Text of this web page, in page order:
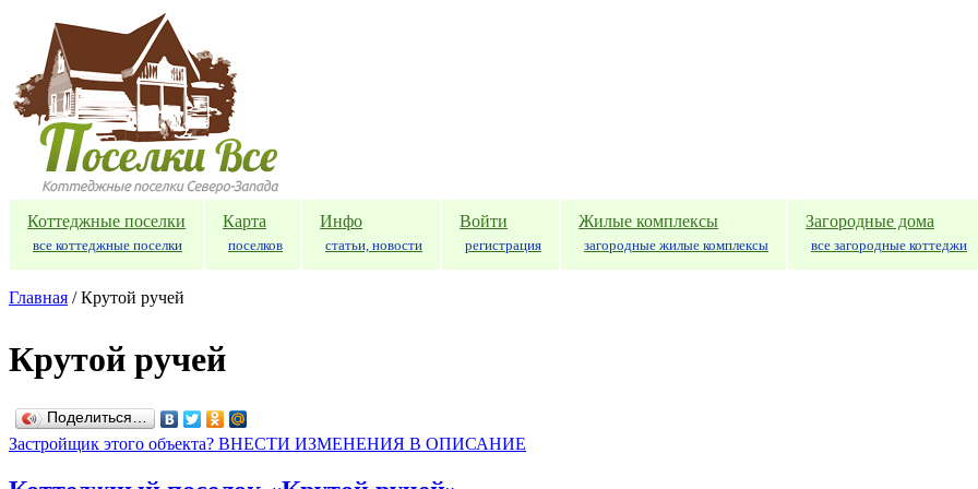
Перейти к основному содержанию
Коттеджные поселки
все коттеджные поселки
Карта
поселков
Инфо
статьи, новости
Войти
регистрация
Жилые комплексы
загородные жилые комплексы
Загородные дома
все загородные коттеджи
Главная /Крутой ручей
Крутой ручей
Поделиться…
Застройщик этого объекта? ВНЕСТИ ИЗМЕНЕНИЯ В ОПИСАНИЕ